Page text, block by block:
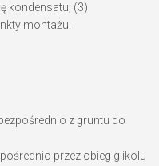
kondensatu; (3)
montażu.
z gruntu do
przez obieg glikolu